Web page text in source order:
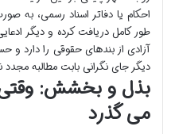
احکام یا دفاتر اسناد رسمی، به
طور کامل دریافت کرده و دیگر
آزادی از بندهای حقوقی را دارد
دیگر جای نگرانی بابت مطالبه
بذل و بخشش:
می گذرد